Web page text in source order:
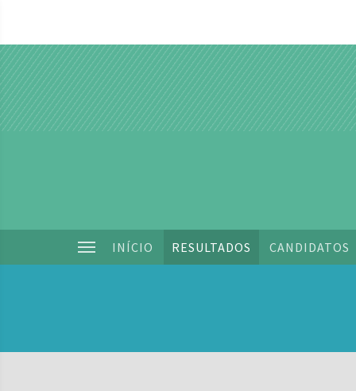
INÍCIO RESULTADOS CANDIDATOS